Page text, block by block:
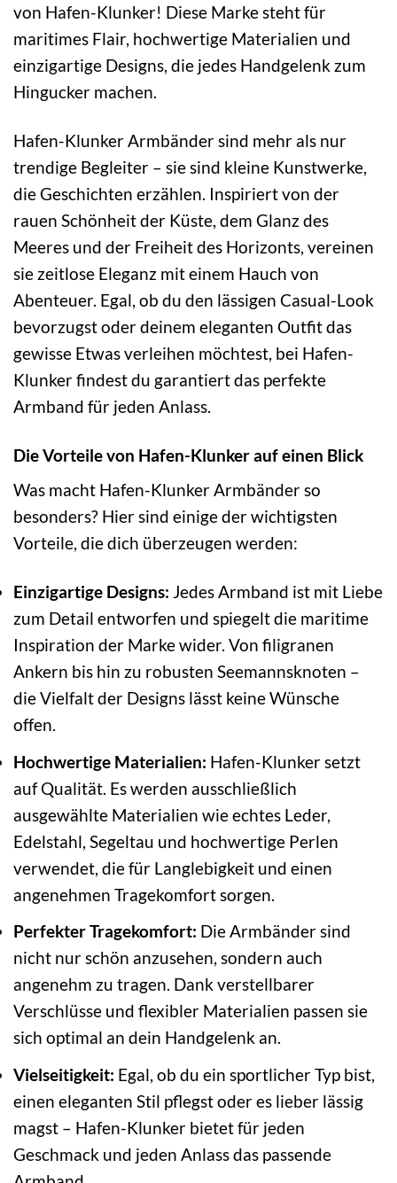
von Hafen-Klunker! Diese Marke steht für
maritimes Flair, hochwertige Materialien und
einzigartige Designs, die jedes Handgelenk zum
Hingucker machen.
Hafen-Klunker Armbänder sind mehr als nur
trendige Begleiter – sie sind kleine Kunstwerke,
die Geschichten erzählen. Inspiriert von der
rauen Schönheit der Küste, dem Glanz des
Meeres und der Freiheit des Horizonts, vereinen
sie zeitlose Eleganz mit einem Hauch von
Abenteuer. Egal, ob du den lässigen Casual-Look
bevorzugst oder deinem eleganten Outfit das
gewisse Etwas verleihen möchtest, bei Hafen-
Klunker findest du garantiert das perfekte
Armband für jeden Anlass.
Die Vorteile von Hafen-Klunker auf einen Blick
Was macht Hafen-Klunker Armbänder so
besonders? Hier sind einige der wichtigsten
Vorteile, die dich überzeugen werden:
Einzigartige Designs: Jedes Armband ist mit Liebe
zum Detail entworfen und spiegelt die maritime
Inspiration der Marke wider. Von filigranen
Ankern bis hin zu robusten Seemannsknoten –
die Vielfalt der Designs lässt keine Wünsche
offen.
Hochwertige Materialien: Hafen-Klunker setzt
auf Qualität. Es werden ausschließlich
ausgewählte Materialien wie echtes Leder,
Edelstahl, Segeltau und hochwertige Perlen
verwendet, die für Langlebigkeit und einen
angenehmen Tragekomfort sorgen.
Perfekter Tragekomfort: Die Armbänder sind
nicht nur schön anzusehen, sondern auch
angenehm zu tragen. Dank verstellbarer
Verschlüsse und flexibler Materialien passen sie
sich optimal an dein Handgelenk an.
Vielseitigkeit: Egal, ob du ein sportlicher Typ bist,
einen eleganten Stil pflegst oder es lieber lässig
magst – Hafen-Klunker bietet für jeden
Geschmack und jeden Anlass das passende